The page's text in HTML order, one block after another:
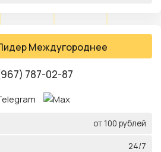
Междугороднее
787-02-87
от 100 рублей
24/7